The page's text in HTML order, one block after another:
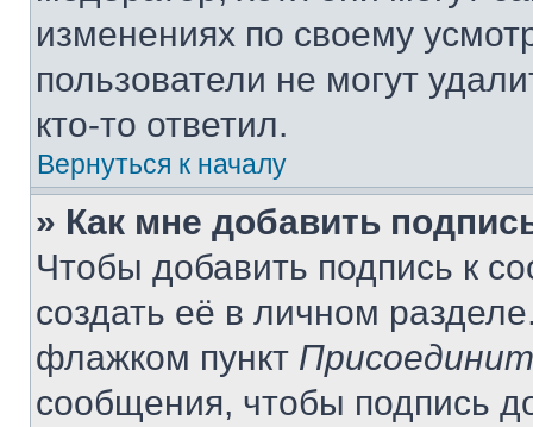
изменениях по своему
пользователи не могут
кто-то ответил.
Вернуться к началу
» Как мне добавить
Чтобы добавить подпись к
создать её в личном
флажком пункт
сообщения, чтобы подпись